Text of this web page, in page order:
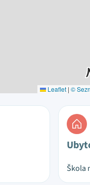
Leaflet | ©
Škola